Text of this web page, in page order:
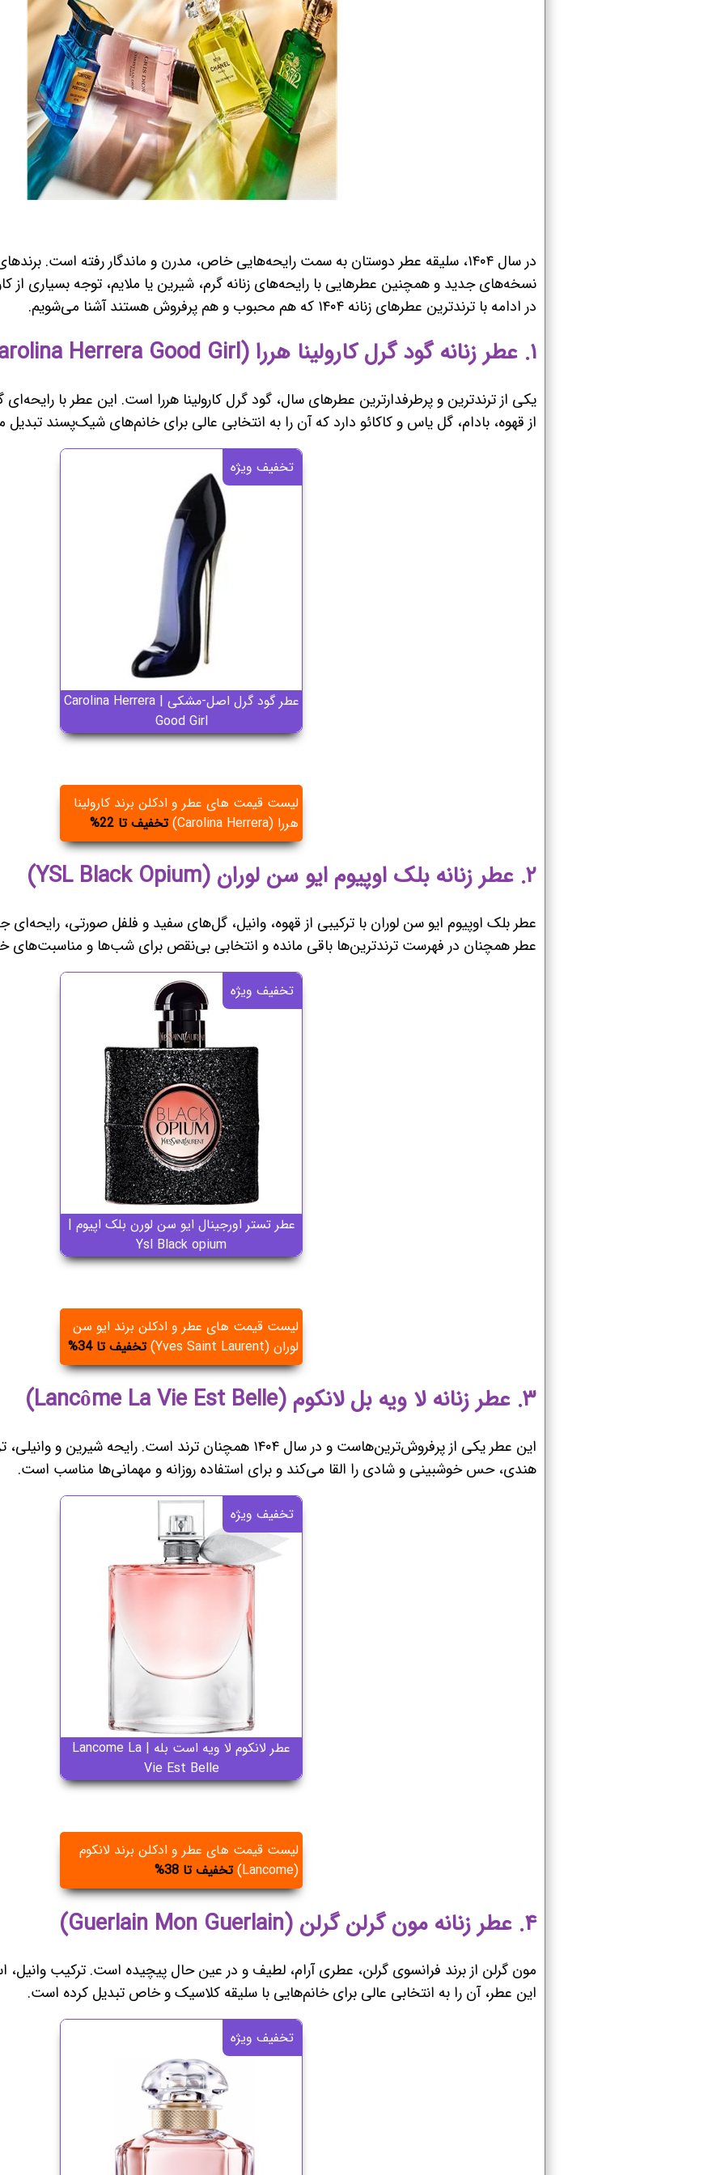
در سال ۱۴۰۴، سلیقه عطر دوستان به سمت رایحه‌هایی خاص، مدرن و ماندگار رفته است.
نسخه‌های جدید و همچنین عطرهایی با رایحه‌های زنانه گرم، شیرین یا ملایم، توجه بسیاری از
در ادامه با ترندترین عطرهای زنانه ۱۴۰۴ که هم محبوب و هم پرفروش هستند آشنا می‌شویم.
۱. عطر زنانه گود گرل کارولینا هررا (Carolina Herrera Good Girl)
یکی از ترندترین و پرطرفدارترین عطرهای سال، گود گرل کارولینا هررا است. این عطر با
از قهوه، بادام، گل یاس و کاکائو دارد که آن را به انتخابی عالی برای خانم‌های شیک‌پسند تبدیل
تخفیف ویژه
عطر گود گرل اصل-مشکی | Carolina Herrera
Good Girl
لیست قیمت های عطر و ادکلن برند کارولینا
هررا (Carolina Herrera)
تخفیف تا 22%
۲. عطر زنانه بلک اوپیوم ایو سن لوران (YSL Black Opium)
عطر بلک اوپیوم ایو سن لوران با ترکیبی از قهوه، وانیل، گل‌های سفید و فلفل صورتی،
عطر همچنان در فهرست ترندترین‌ها باقی مانده و انتخابی بی‌نقص برای شب‌ها و
تخفیف ویژه
عطر تستر اورجینال ایو سن لورن بلک اپیوم |
Ysl Black opium
لیست قیمت های عطر و ادکلن برند ایو سن
لوران (Yves Saint Laurent)
تخفیف تا 34%
۳. عطر زنانه لا ویه بل لانکوم (Lancôme La Vie Est Belle)
این عطر یکی از پرفروش‌ترین‌هاست و در سال ۱۴۰۴ همچنان ترند است. رایحه
هندی، حس خوشبینی و شادی را القا می‌کند و برای استفاده روزانه و مهمانی‌ها مناسب است.
تخفیف ویژه
عطر لانکوم لا ویه است بله | Lancome La
Vie Est Belle
لیست قیمت های عطر و ادکلن برند لانکوم
(Lancome)
تخفیف تا 38%
۴. عطر زنانه مون گرلن گرلن (Guerlain Mon Guerlain)
مون گرلن از برند فرانسوی گرلن، عطری آرام، لطیف و در عین حال پیچیده است. ترکیب
این عطر، آن را به انتخابی عالی برای خانم‌هایی با سلیقه کلاسیک و خاص تبدیل کرده است.
تخفیف ویژه